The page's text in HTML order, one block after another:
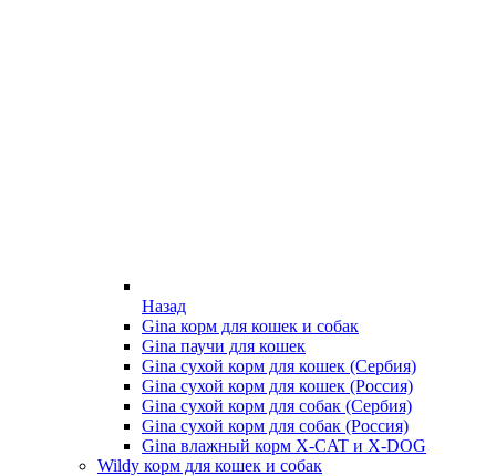
Назад
Gina корм для кошек и собак
Gina паучи для кошек
Gina сухой корм для кошек (Сербия)
Gina сухой корм для кошек (Россия)
Gina сухой корм для собак (Сербия)
Gina сухой корм для собак (Россия)
Gina влажный корм X-CAT и X-DOG
Wildy корм для кошек и собак